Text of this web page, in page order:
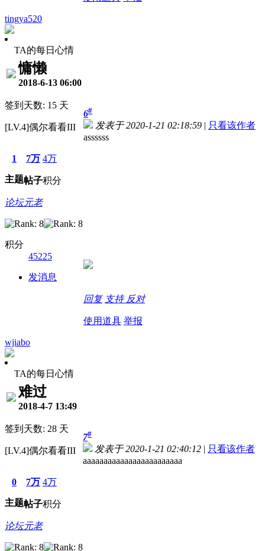
tingya520
TA的每日心情
慵懒
2018-6-13 06:00
签到天数: 15 天
[LV.4]偶尔看看III
1
主题
7万
帖子
4万
积分
论坛元老
积分
45225
发消息
6#
发表于 2020-1-21 02:18:59 | 只看该作者
assssss
回复 支持 反对
使用道具 举报
wjiabo
TA的每日心情
难过
2018-4-7 13:49
签到天数: 28 天
[LV.4]偶尔看看III
0
主题
7万
帖子
4万
积分
论坛元老
7#
发表于 2020-1-21 02:40:12 | 只看该作者
aaaaaaaaaaaaaaaaaaaaaaaa